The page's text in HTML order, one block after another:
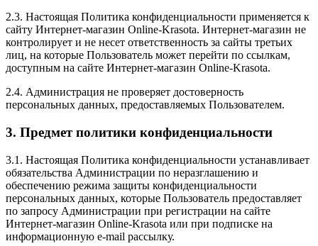
2.3. Настоящая Политика конфиденциальности применяется к
сайту Интернет-магазин Online-Krasota. Интернет-магазин не
контролирует и не несет ответственность за сайты третьих
лиц, на которые Пользователь может перейти по ссылкам,
доступным на сайте Интернет-магазин Online-Krasota.
2.4. Администрация не проверяет достоверность
персональных данных, предоставляемых Пользователем.
3. Предмет политики конфиденциальности
3.1. Настоящая Политика конфиденциальности устанавливает
обязательства Администрации по неразглашению и
обеспечению режима защиты конфиденциальности
персональных данных, которые Пользователь предоставляет
по запросу Администрации при регистрации на сайте
Интернет-магазин Online-Krasota или при подписке на
информационную e-mail рассылку.